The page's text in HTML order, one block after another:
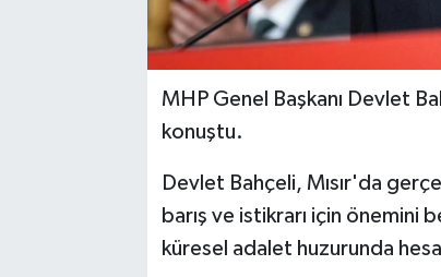
MHP Genel Başkanı Devlet
konuştu.
Devlet Bahçeli, Mısır'da
barış ve istikrarı için önemini
küresel adalet huzurunda